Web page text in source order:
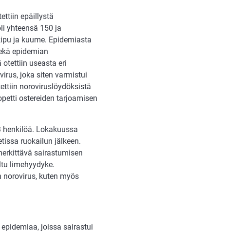
epäillystä
yhteensä 150 ja
ja kuume. Epidemiasta
epidemian
useasta eri
joka siten varmistui
noroviruslöydöksistä
ostereiden tarjoamisen
Lokakuussa
ruokailun jälkeen.
sairastumisen
limehyydyke.
kuten myös
joissa sairastui